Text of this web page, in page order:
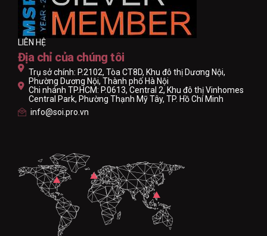
LIÊN HỆ
Địa chỉ của chúng tôi
Trụ sở chính: P.2102, Tòa CT8D, Khu đô thị Dương Nội,
Phường Dương Nội, Thành phố Hà Nội
Chi nhánh TP.HCM: P.0613, Central 2, Khu đô thị Vinhomes
Central Park, Phường Thạnh Mỹ Tây, TP. Hồ Chí Minh
info@soi.pro.vn